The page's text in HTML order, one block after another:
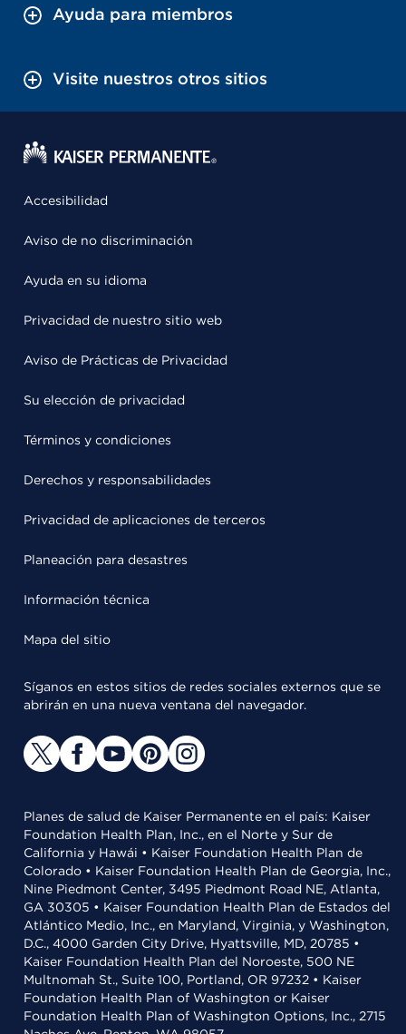
Ayuda para miembros
Visite nuestros otros sitios
Accesibilidad
Aviso de no discriminación
Ayuda en su idioma
Privacidad de nuestro sitio web
Aviso de Prácticas de Privacidad
Su elección de privacidad
Términos y condiciones
Derechos y responsabilidades
Privacidad de aplicaciones de terceros
Planeación para desastres
Información técnica
Mapa del sitio
Síganos en estos sitios de redes sociales externos que se
abrirán en una nueva ventana del navegador.
Planes de salud de Kaiser Permanente en el país: Kaiser
Foundation Health Plan, Inc., en el Norte y Sur de
California y Hawái • Kaiser Foundation Health Plan de
Colorado • Kaiser Foundation Health Plan de Georgia, Inc.,
Nine Piedmont Center, 3495 Piedmont Road NE, Atlanta,
GA 30305 • Kaiser Foundation Health Plan de Estados del
Atlántico Medio, Inc., en Maryland, Virginia, y Washington,
D.C., 4000 Garden City Drive, Hyattsville, MD, 20785 •
Kaiser Foundation Health Plan del Noroeste, 500 NE
Multnomah St., Suite 100, Portland, OR 97232 • Kaiser
Foundation Health Plan of Washington or Kaiser
Foundation Health Plan of Washington Options, Inc., 2715